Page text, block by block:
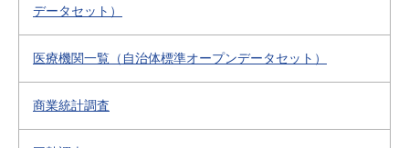
データセット）
医療機関一覧（自治体標準オープンデータセット）
商業統計調査